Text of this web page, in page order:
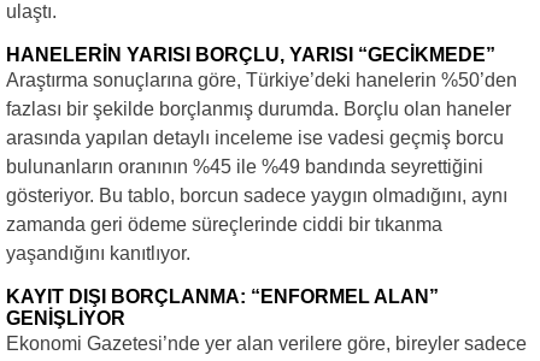
ulaştı.
HANELERİN YARISI BORÇLU, YARISI “GECİKMEDE”
Araştırma sonuçlarına göre, Türkiye’deki hanelerin %50’den
fazlası bir şekilde borçlanmış durumda. Borçlu olan haneler
arasında yapılan detaylı inceleme ise vadesi geçmiş borcu
bulunanların oranının %45 ile %49 bandında seyrettiğini
gösteriyor. Bu tablo, borcun sadece yaygın olmadığını, aynı
zamanda geri ödeme süreçlerinde ciddi bir tıkanma
yaşandığını kanıtlıyor.
KAYIT DIŞI BORÇLANMA: “ENFORMEL ALAN”
GENİŞLİYOR
Ekonomi Gazetesi’nde yer alan verilere göre, bireyler sadece